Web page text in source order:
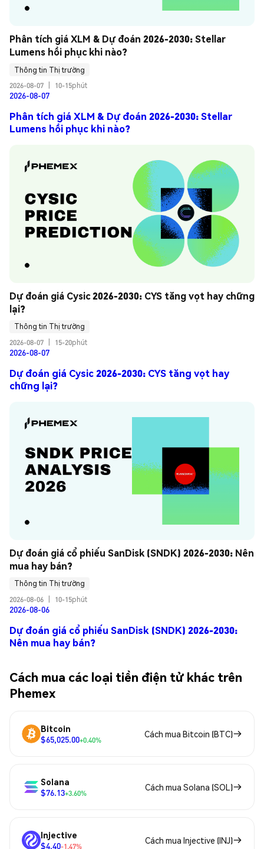
Phân tích giá XLM & Dự đoán 2026-2030: Stellar
Lumens hồi phục khi nào?
Thông tin Thị trường
2026-08-07
10-15phút
2026-08-07
Phân tích giá XLM & Dự đoán 2026-2030: Stellar
Lumens hồi phục khi nào?
Dự đoán giá Cysic 2026-2030: CYS tăng vọt hay chững
lại?
Thông tin Thị trường
2026-08-07
15-20phút
2026-08-07
Dự đoán giá Cysic 2026-2030: CYS tăng vọt hay
chững lại?
Dự đoán giá cổ phiếu SanDisk (SNDK) 2026-2030: Nên
mua hay bán?
Thông tin Thị trường
2026-08-06
10-15phút
2026-08-06
Dự đoán giá cổ phiếu SanDisk (SNDK) 2026-2030:
Nên mua hay bán?
Cách mua các loại tiền điện tử khác trên
Phemex
Bitcoin
$65,025.00+0.40%
Cách mua Bitcoin (BTC)
Solana
$76.13+3.60%
Cách mua Solana (SOL)
Injective
$4.40-1.47%
Cách mua Injective (INJ)